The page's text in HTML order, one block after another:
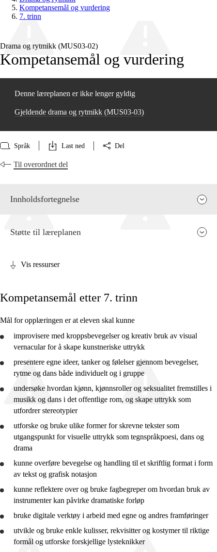
Kompetansemål og vurdering
7. trinn
Drama og rytmikk (MUS03‑02)
Kompetansemål og vurdering
Denne læreplanen er ikke lenger gyldig
Gjeldende drama og rytmikk (MUS03‑03)
Språk Last ned Del
Til overordnet del
Innholdsfortegnelse
Kjerneelementer
Tverrfaglige temaer
Grunnleggende ferdigheter
2. trinn
4. trinn
7. trinn
10. trinn
Støtte til læreplanen
Vis ressurser
Kompetansemål etter 7. trinn
Mål for opplæringen er at eleven skal kunne
improvisere med kroppsbevegelser og kreativ bruk av visual
vernacular for å skape kunstneriske uttrykk
presentere egne ideer, tanker og følelser gjennom bevegelser,
rytme og dans både individuelt og i gruppe
undersøke hvordan kjønn, kjønnsroller og seksualitet fremstilles i
musikk og dans i det offentlige rom, og skape uttrykk som
utfordrer stereotypier
utforske og bruke ulike former for skrevne tekster som
utgangspunkt for visuelle uttrykk som tegnspråkpoesi, dans og
drama
kunne overføre bevegelse og handling til et skriftlig format i form
av tekst og grafisk notasjon
kunne reflektere over og bruke fagbegreper om hvordan bruk av
instrumenter kan påvirke dramatiske forløp
bruke digitale verktøy i arbeid med egne og andres framføringer
utvikle og bruke enkle kulisser, rekvisitter og kostymer til riktige
formål og utforske forskjellige lysteknikker